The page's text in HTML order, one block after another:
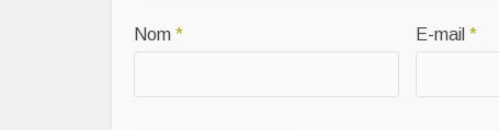
Nom * E-mail *